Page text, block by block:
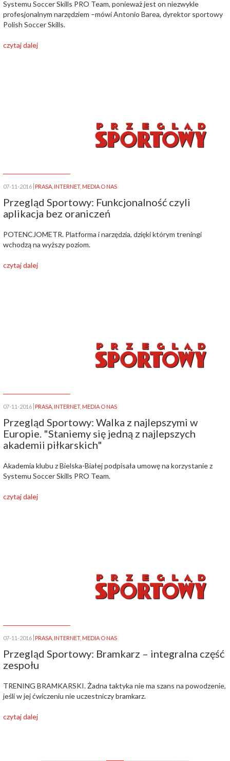
Systemu Soccer Skills PRO Team, ponieważ jest on niezwykle
profesjonalnym narzędziem –mówi Antonio Barea, dyrektor sportowy
Polish Soccer Skills.
czytaj dalej
07-11-2016 PRASA INTERNET, MEDIA O NAS
Przegląd Sportowy: Funkcjonalność czyli
aplikacja bez oraniczeń
POTENCJOMETR. Platforma i narzędzia, dzięki którym treningi
wchodzą na wyższy poziom.
czytaj dalej
07-11-2016 PRASA INTERNET, MEDIA O NAS
Przegląd Sportowy: Walka z najlepszymi w
Europie. "Staniemy się jedną z najlepszych
akademii piłkarskich"
Akademia klubu z Bielska-Białej podpisała umowę na korzystanie z
Systemu Soccer Skills PRO Team.
czytaj dalej
07-11-2016 PRASA INTERNET, MEDIA O NAS
Przegląd Sportowy: Bramkarz – integralna część
zespołu
TRENING BRAMKARSKI. Żadna taktyka nie ma szans na powodzenie,
jeśli w jej ćwiczeniu nie uczestniczy bramkarz.
czytaj dalej